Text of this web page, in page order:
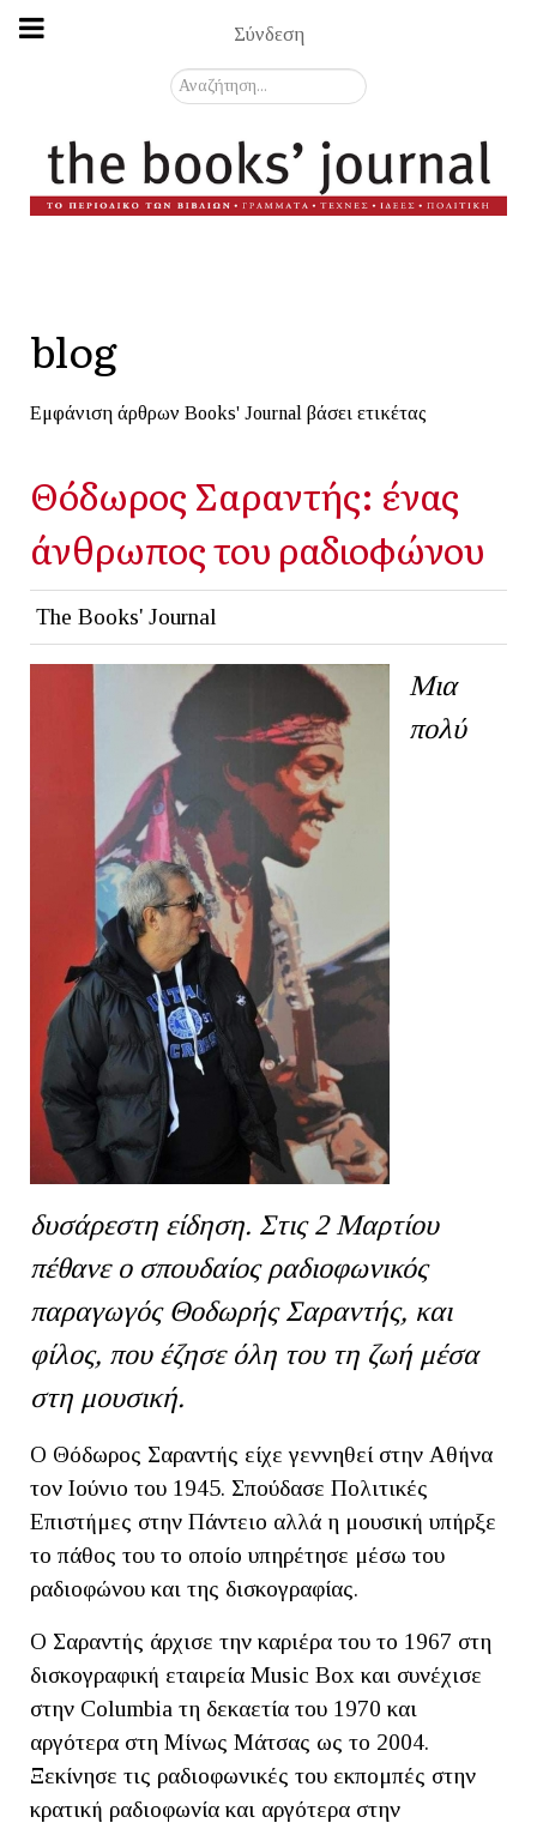
Σύνδεση
Αναζήτηση...
blog
Εμφάνιση άρθρων Books' Journal βάσει ετικέτας
Θόδωρος Σαραντής: ένας
άνθρωπος του ραδιοφώνου
The Books' Journal
Μια
πολύ
δυσάρεστη είδηση. Στις 2 Mαρτίου
πέθανε ο σπουδαίος ραδιοφωνικός
παραγωγός Θοδωρής Σαραντής, και
φίλος, που έζησε όλη του τη ζωή μέσα
στη μουσική.
Ο Θόδωρος Σαραντής είχε γεννηθεί στην Αθήνα
τον Ιούνιο του 1945. Σπούδασε Πολιτικές
Επιστήμες στην Πάντειο αλλά η μουσική υπήρξε
το πάθος του το οποίο υπηρέτησε μέσω του
ραδιοφώνου και της δισκογραφίας.
Ο Σαραντής άρχισε την καριέρα του το 1967 στη
δισκογραφική εταιρεία Music Box και συνέχισε
στην Columbia τη δεκαετία του 1970 και
αργότερα στη Μίνως Μάτσας ως το 2004.
Ξεκίνησε τις ραδιοφωνικές του εκπομπές στην
κρατική ραδιοφωνία και αργότερα στην